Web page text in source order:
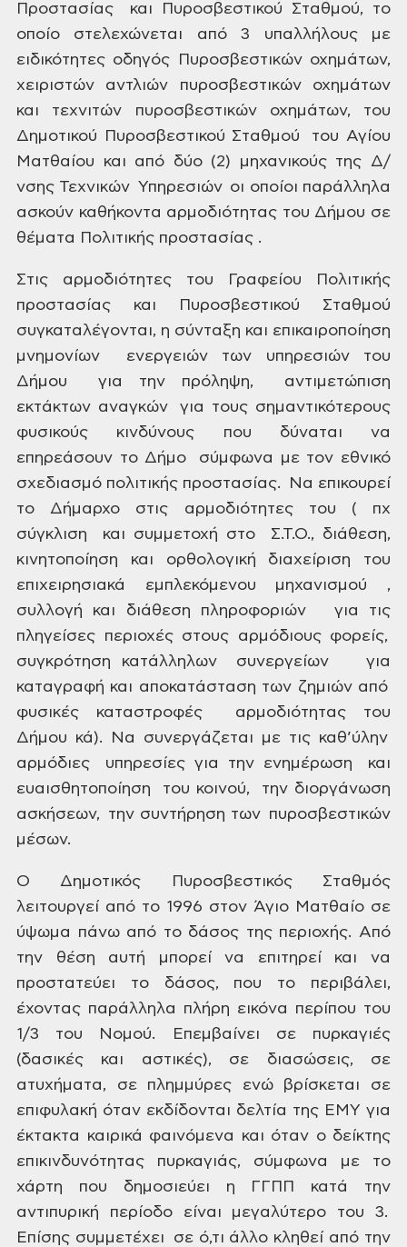
Προστασίας και Πυροσβεστικού Σταθμού, το
οποίο στελεχώνεται από 3 υπαλλήλους με
ειδικότητες οδηγός Πυροσβεστικών οχημάτων,
χειριστών αντλιών πυροσβεστικών οχημάτων
και τεχνιτών πυροσβεστικών οχημάτων, του
Δημοτικού Πυροσβεστικού Σταθμού του Αγίου
Ματθαίου και από δύο (2) μηχανικούς της Δ/
νσης Τεχνικών Υπηρεσιών οι οποίοι παράλληλα
ασκούν καθήκοντα αρμοδιότητας του Δήμου σε
θέματα Πολιτικής προστασίας .
Στις αρμοδιότητες του Γραφείου Πολιτικής
προστασίας και Πυροσβεστικού Σταθμού
συγκαταλέγονται, η σύνταξη και επικαιροποίηση
μνημονίων ενεργειών των υπηρεσιώντου
Δήμου για την πρόληψη, αντιμετώπιση
εκτάκτων αναγκών για
τους σημαντικότερους
φυσικούς κινδύνους που δύναται να
επηρεάσουν το Δήμο σύμφωνα
με τον εθνικό
σχεδιασμό πολιτικής προστασίας. Να επικουρεί
το Δήμαρχο στις αρμοδιότητες του ( πχ
σύγκλιση και συμμετοχή στο Σ.Τ.Ο., διάθεση,
κινητοποίηση και ορθολογική διαχείριση του
επιχειρησιακά εμπλεκόμενου μηχανισμού ,
συλλογή και διάθεση πληροφοριών για τις
πληγείσες περιοχέςστους αρμόδιους φορείς,
συγκρότηση κατάλληλων συνεργείων για
καταγραφή και αποκατάσταση των ζημιώναπό
φυσικές καταστροφές αρμοδιότητας του
Δήμου κά). Να συνεργάζεται με τις καθ’ύλην
αρμόδιες υπηρεσίες για τηνενημέρωση και
ευαισθητοποίηση του κοινού, την διοργάνωση
ασκήσεων, την συντήρηση των πυροσβεστικών
μέσων.
Ο Δημοτικός Πυροσβεστικός Σταθμός
λειτουργεί από το 1996 στον Άγιο Ματθαίο σε
ύψωμα πάνω από το δάσος της περιοχής. Από
την θέση αυτή μπορεί να επιτηρεί και να
προστατεύει το δάσος, που το περιβάλει,
έχοντας παράλληλα πλήρη εικόνα περίπου του
1/3 του Νoμού. Επεμβαίνει σεπυρκαγιές
(δασικές και αστικές), σε διασώσεις, σε
ατυχήματα, σε πλημμύρες ενώβρίσκεται σε
επιφυλακή όταν εκδίδονται δελτία της ΕΜΥ για
έκτακτα καιρικά φαινόμενα και όταν ο δείκτης
επικινδυνότητας πυρκαγιάς, σύμφωνα με το
χάρτη που δημοσιεύει η ΓΓΠΠ κατά την
αντιπυρική περίοδο είναι μεγαλύτερο του 3.
Επίσης συμμετέχει σε ό,τι άλλο κληθεί από την